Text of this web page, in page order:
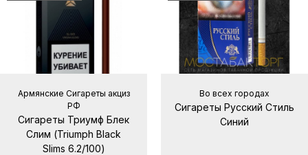
Армянские Сигареты акциз
РФ
Сигареты Триумф Блек
Слим (Triumph Black
Slims 6.2/100)
Во всех городах
Сигареты Русский Стиль
Синий